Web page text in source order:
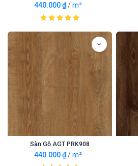
440.000₫ /m²
Sàn Gỗ AGT PRK908
440.000₫ /m²